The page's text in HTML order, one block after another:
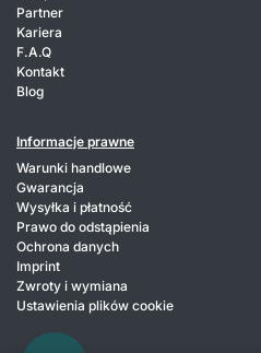
Partner
Kariera
F.A.Q
Kontakt
Blog
Informacje prawne
Warunki handlowe
Gwarancja
Wysyłka i płatność
Prawo do odstąpienia
Ochrona danych
Imprint
Zwroty i wymiana
Ustawienia plików cookie